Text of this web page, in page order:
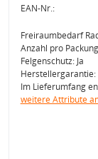
EAN-Nr.:
Freiraumbedarf
Anzahl pro
Felgenschutz: Ja
Herstellergarantie:
Im Lieferumfang
weitere Attribute